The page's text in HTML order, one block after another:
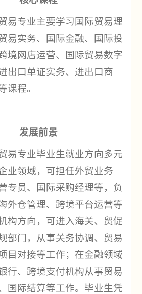
易专业主要学习国际贸易理
易实务、国际金融、国际投
境网店运营、国际贸易数字
出口单证实务、进出口商
课程。
发展前景
易专业毕业生就业方向多元
业领域，可担任外贸业务
专员、国际采购经理等，负
外仓管理、跨境平台运营等
构方向，可进入海关、贸促
部门，从事关务协调、贸易
目对接等工作；在金融领域
行、跨境支付机构从事贸易
国际结算等工作。毕业生凭